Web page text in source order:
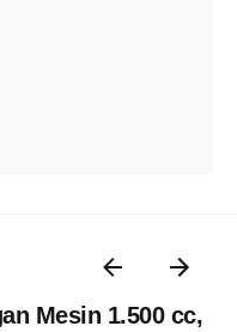
Mesin 1.500 cc,